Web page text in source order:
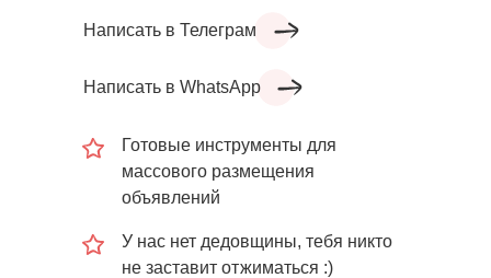
У нас нет дедовщины, тебя никто
не заставит отжиматься :)
Готовые инструменты для
массового размещения
объявлений
Написать в Телеграм
Написать в WhatsApp